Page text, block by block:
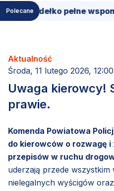
Polecane
pudełko pełne
Aktualność
Środa, 11 lutego 2026, 12:00
Uwaga kierowcy!
prawie.
Komenda Powiatowa
do kierowców o rozwagę i
przepisów w ruchu
uderzają przede wszystkim
nielegalnych wyścigów